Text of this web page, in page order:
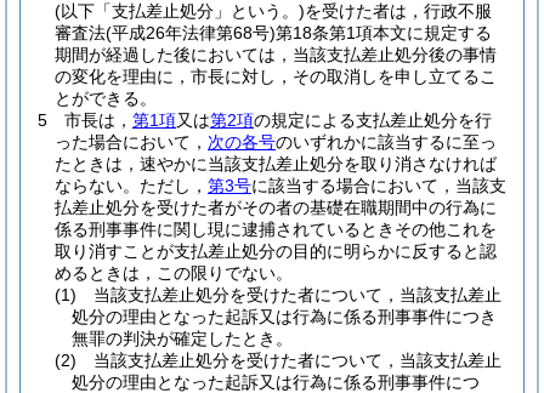
(以下「支払差止処分」という。)を受けた者は，行政不服
審査法(平成26年法律第68号)第18条第1項本文に規定する
期間が経過した後においては，当該支払差止処分後の事情
の変化を理由に，市長に対し，その取消しを申し立てるこ
とができる。
5
市長は， 第1項又は第2項の規定による支払差止処分を行
った場合において， 次の各号のいずれかに該当するに至っ
たときは，速やかに当該支払差止処分を取り消さなければ
ならない。 ただし， 第3号に該当する場合において，当該支
払差止処分を受けた者がその者の基礎在職期間中の行為に
係る刑事事件に関し現に逮捕されているときその他これを
取り消すことが支払差止処分の目的に明らかに反すると認
めるときは，この限りでない。
(1)
当該支払差止処分を受けた者について，当該支払差止
処分の理由となった起訴又は行為に係る刑事事件につき
無罪の判決が確定したとき。
(2)
当該支払差止処分を受けた者について，当該支払差止
処分の理由となった起訴又は行為に係る刑事事件につ